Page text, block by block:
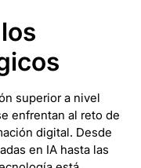
superior a nivel
enfrentan al reto de
digital. Desde
en IA hasta las